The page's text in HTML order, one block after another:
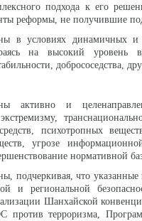
подхода к его
реформы, не получившие
в условиях динамичных
на высокий уровень
добрососедства,
активно и
средств, психотропных
угрозе
нормативной
подчеркивая, что
и региональной
Шанхайской
терроризма,